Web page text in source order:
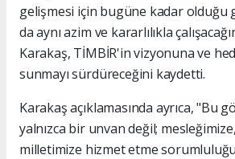
gelişmesi için bugüne kadar olduğu
da aynı azim ve kararlılıkla
Karakaş, TİMBİR'in vizyonuna ve
sunmayı sürdüreceğini kaydetti.
Karakaş açıklamasında ayrıca, "Bu
yalnızca bir unvan değil;
milletimize hizmet etme